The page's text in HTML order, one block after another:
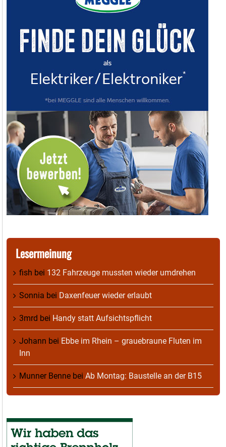
Lesermeinung
fish bei 132 Fahrzeuge mussten wieder umdrehen
Sonnia bei Daxenfeuer wieder erlaubt
3mrd bei Handy statt Aufsichtspflicht
Johann bei Ebbe im Rhein – grauebraune Fluten im
Inn
Munner Benne bei Ab Montag: Baustelle an der B15